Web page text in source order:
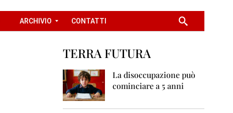
ARCHIVIO CONTATTI
TERRA FUTURA
La disoccupazione può
cominciare a 5 anni